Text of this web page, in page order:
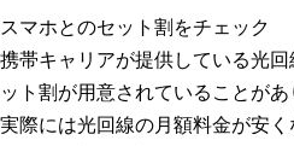
スマホとのセット割をチェック
携帯キャリアが提供している光
ット割が用意されていることがあ
実際には光回線の月額料金が安く